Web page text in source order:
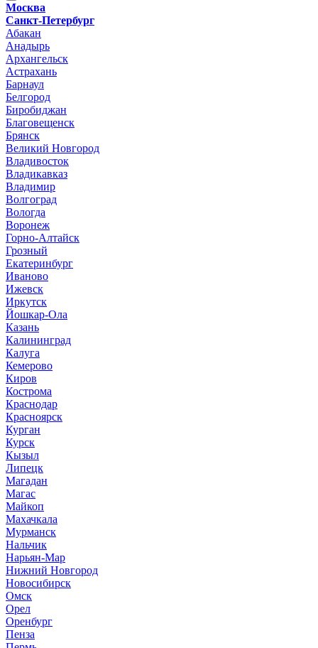
Москва
Санкт-Петербург
Абакан
Анадырь
Архангельск
Астрахань
Барнаул
Белгород
Биробиджан
Благовещенск
Брянск
Великий Новгород
Владивосток
Владикавказ
Владимир
Волгоград
Вологда
Воронеж
Горно-Алтайск
Грозный
Екатеринбург
Иваново
Ижевск
Иркутск
Йошкар-Ола
Казань
Калининград
Калуга
Кемерово
Киров
Кострома
Краснодар
Красноярск
Курган
Курск
Кызыл
Липецк
Магадан
Магас
Майкоп
Махачкала
Мурманск
Нальчик
Нарьян-Мар
Нижний Новгород
Новосибирск
Омск
Орел
Оренбург
Пенза